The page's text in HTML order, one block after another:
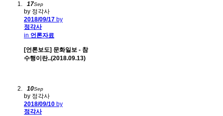
17Sep
by 정각사
2018/09/17 by
정각사
in 언론자료
[언론보도] 문화일보 - 참
수행이란..(2018.09.13)
10Sep
by 정각사
2018/09/10 by
정각사